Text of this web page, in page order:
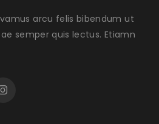
arcu felis bibendum ut
semper quis lectus. Etiamn